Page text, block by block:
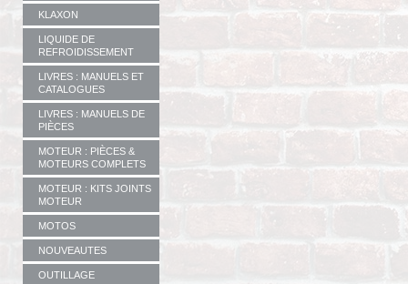
KLAXON
LIQUIDE DE
REFROIDISSEMENT
LIVRES : MANUELS ET
CATALOGUES
LIVRES : MANUELS DE
PIÈCES
MOTEUR : PIÈCES &
MOTEURS COMPLETS
MOTEUR : KITS JOINTS
MOTEUR
MOTOS
NOUVEAUTES
OUTILLAGE